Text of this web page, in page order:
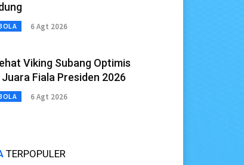
6 Agt 2026
Viking Subang Optimis
Fiala Presiden 2026
6 Agt 2026
TERPOPULER